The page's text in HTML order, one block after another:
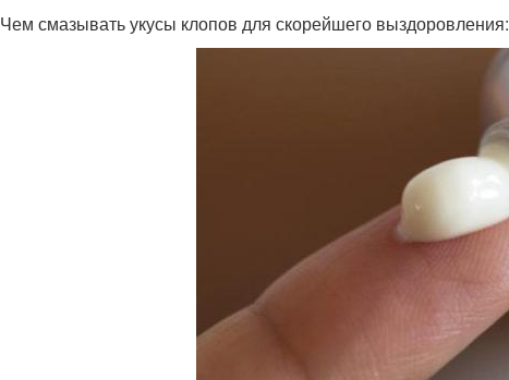
Чем смазывать укусы клопов для скорейшего выздоровления: